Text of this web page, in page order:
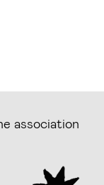
association